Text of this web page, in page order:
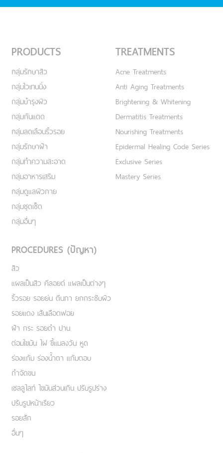
PRODUCTS
กลุ่มรักษาสิว
กลุ่มไวเทนนิ่ง
กลุ่มบำรุงผิว
กลุ่มกันแดด
กลุ่มลดเลือนริ้วรอย
กลุ่มรักษาฝ้า
กลุ่มทำความสะอาด
กลุ่มอาหารเสริม
กลุ่มดูแลผิวกาย
กลุ่มชุดเซ็ต
กลุ่มอื่นๆ
TREATMENTS
Acne Treatments
Anti Aging Treatments
Brightening & Whitening
Dermatitis Treatments
Nourishing Treatments
Epidermal Healing Code Series
Exclusive Series
Mastery Series
PROCEDURES (ปัญหา)
สิว
แผลเป็นสิว คีลอยด์ แผลเป็นต่างๆ
ริ้วรอย รอยย่น ตีนกา ยกกระชับผิว
รอยแดง เส้นเลือดฟอย
ฝ้า กระ รอยดำ ปาน
ต่อมไขมัน ไฝ ขี้แมลงวัน หูด
ร่องแก้ม ร่องน้ำตา แก้มตอบ
กำจัดขน
เชลลูไลท์ ไขมันส่วนเกิน ปรับรูปร่าง
ปรับรูปหน้าเรียว
รอยสัก
อื่นๆ